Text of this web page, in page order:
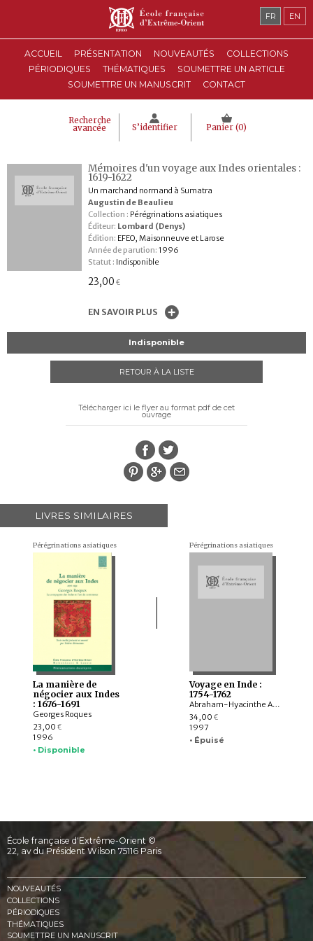
ACCUEIL PRÉSENTATION NOUVEAUTÉS
COLLECTIONS
PÉRIODIQUES
THÉMATIQUES
SOUMETTRE UN ARTICLE
SOUMETTRE UN MANUSCRIT
CONTACT
Recherche
avancée S’identifier Panier (0)
FR EN
Mémoires d'un voyage aux Indes orientales :
1619-1622
Un marchand normand à Sumatra
Augustin de Beaulieu
Collection : Pérégrinations asiatiques
Éditeur: Lombard (Denys)
Édition: EFEO, Maisonneuve et Larose
Année de parution: 1996
Statut : Indisponible
23,00 €
EN SAVOIR PLUS
Indisponible
RETOUR À LA LISTE
Télécharger ici le flyer au format pdf de cet
ouvrage
LIVRES SIMILAIRES
Pérégrinations asiatiques
La manière de
négocier aux Indes
: 1676-1691
Georges Roques
23,00 €
1996
• Disponible
Pérégrinations asiatiques
Voyage en Inde :
1754-1762
Abraham-Hyacinthe Anquetil-Duperron
34,00 €
1997
• Épuisé
École française d'Extrême-Orient ©
22, av du Président Wilson 75116 Paris
NOUVEAUTÉS
COLLECTIONS
PÉRIODIQUES
THÉMATIQUES
SOUMETTRE UN MANUSCRIT